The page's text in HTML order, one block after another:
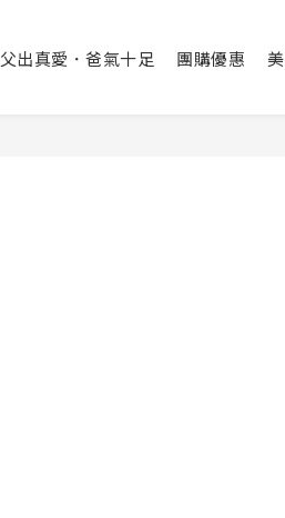
父出真愛．爸氣十足 團購優惠